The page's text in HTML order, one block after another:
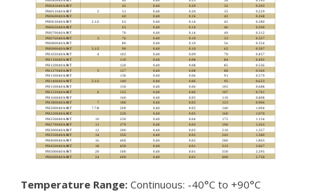
Temperature Range: Continuous: -40°C to +90°C